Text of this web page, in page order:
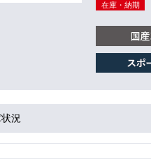
在庫・納期
況